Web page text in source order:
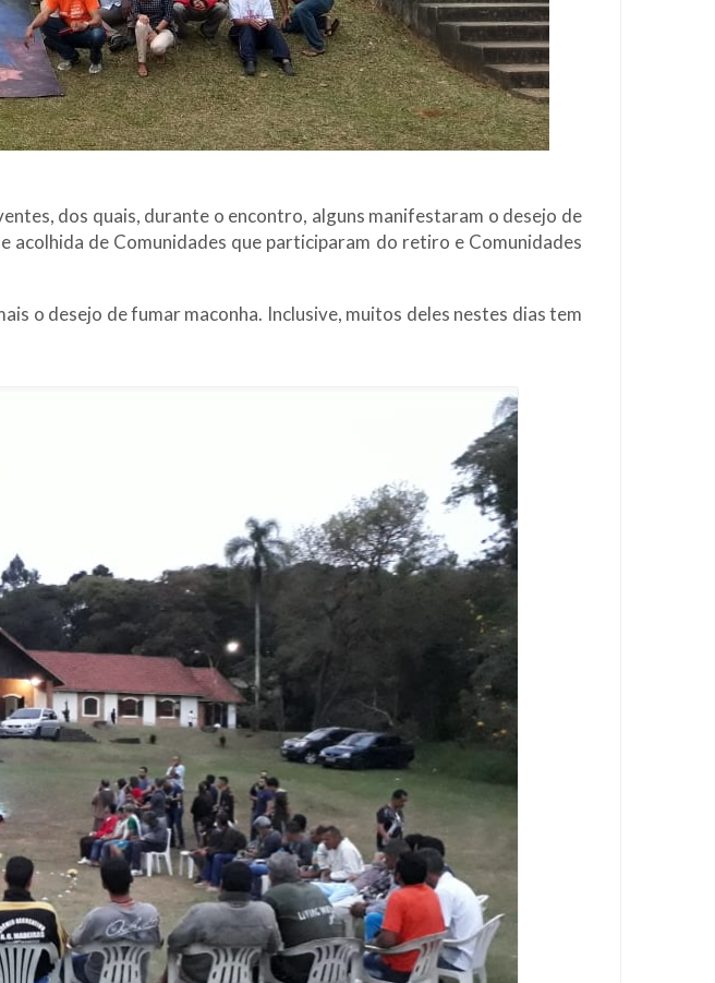
dos quais, durante o encontro, alguns manifestaram o desejo de
de Comunidades que participaram do retiro e Comunidades
o desejo de fumar maconha. Inclusive, muitos deles nestes dias tem